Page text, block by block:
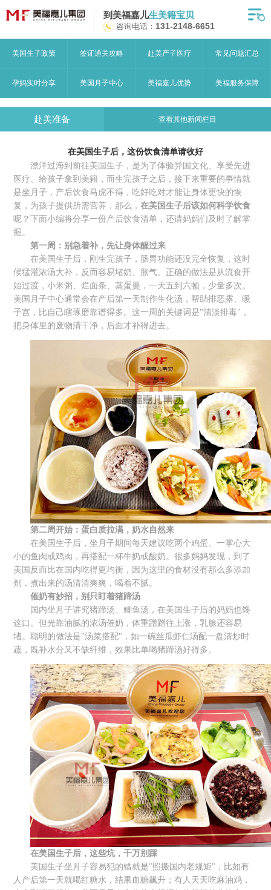
到美福嘉儿生美籍宝贝
咨询电话： 131-2148-6651
美国生子政策 签证通关攻略 赴美产子医疗 常见问题汇总
孕妈实时分享 美国月子中心 美福嘉儿优势 美福服务保障
赴美准备 查看其他新闻栏目
在美国生子后，这份饮食清单请收好
漂洋过海到前往美国生子，是为了体验异国文化、享受先进
医疗、给孩子拿到美籍，而生完孩子之后，接下来重要的事情就
是坐月子，产后饮食马虎不得，吃好吃对才能让身体更快的恢
复，为孩子提供所需营养，那么，在美国生子后该如何科学饮食
呢？下面小编将分享一份产后饮食清单，还请妈妈们及时了解掌
握。
第一周：别急着补，先让身体醒过来
在美国生子后，刚生完孩子，肠胃功能还没完全恢复，这时
候猛灌浓汤大补，反而容易堵奶、胀气。正确的做法是从流食开
始过渡，小米粥、烂面条、蒸蛋羹，一天五到六顿，少量多次。
美国月子中心通常会在产后第一天制作生化汤，帮助排恶露、暖
子宫，比自己瞎琢磨靠谱得多。这一周的关键词是"清淡排毒"，
把身体里的废物清干净，后面才补得进去。
第二周开始：蛋白质拉满，奶水自然来
在美国生子后，坐月子期间每天建议吃两个鸡蛋、一掌心大
小的鱼肉或鸡肉，再搭配一杯牛奶或酸奶。很多妈妈发现，到了
美国反而比在国内吃得更均衡，因为这里的食材没有那么多添加
剂，煮出来的汤清清爽爽，喝着不腻。
催奶有妙招，别只盯着猪蹄汤
国内坐月子讲究猪蹄汤、鲫鱼汤，在美国生子后的妈妈也馋
这口。但光靠油腻的浓汤催奶，体重蹭蹭往上涨，乳腺还容易
堵。聪明的做法是"汤菜搭配"，如一碗丝瓜虾仁汤配一盘清炒时
蔬，既补水分又不缺纤维，效果比单喝猪蹄汤好得多。
在美国生子后，这些坑，千万别踩
美国生子坐月子容易犯的错就是"照搬国内老规矩"，比如有
人产后第一天就喝红糖水，结果血糖飙升；有人天天吃麻油鸡，
首页
月子中心服务
宝妈见证
赴美攻略
赴美生子问答